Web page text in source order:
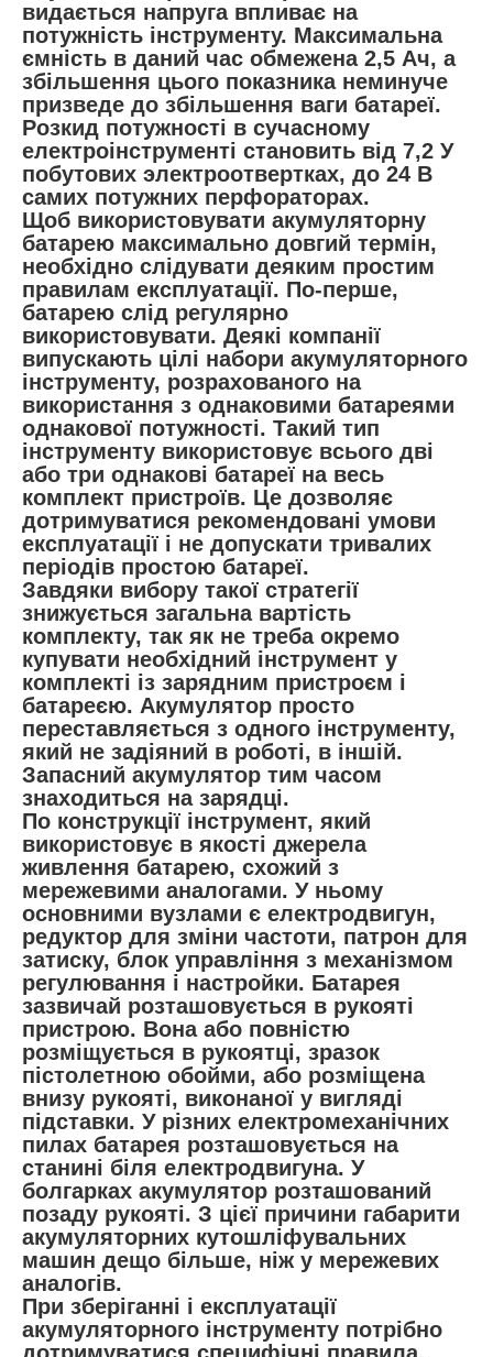
видається напруга впливає на
потужність інструменту. Максимальна
ємність в даний час обмежена 2,5 Ач, а
збільшення цього показника неминуче
призведе до збільшення ваги батареї.
Розкид потужності в сучасному
електроінструменті становить від 7,2 У
побутових электроотвертках, до 24 В
самих потужних перфораторах.
Щоб використовувати акумуляторну
батарею максимально довгий термін,
необхідно слідувати деяким простим
правилам експлуатації. По-перше,
батарею слід регулярно
використовувати. Деякі компанії
випускають цілі набори акумуляторного
інструменту, розрахованого на
використання з однаковими батареями
однакової потужності. Такий тип
інструменту використовує всього дві
або три однакові батареї на весь
комплект пристроїв. Це дозволяє
дотримуватися рекомендовані умови
експлуатації і не допускати тривалих
періодів простою батареї.
Завдяки вибору такої стратегії
знижується загальна вартість
комплекту, так як не треба окремо
купувати необхідний інструмент у
комплекті із зарядним пристроєм і
батареєю. Акумулятор просто
переставляється з одного інструменту,
який не задіяний в роботі, в іншій.
Запасний акумулятор тим часом
знаходиться на зарядці.
По конструкції інструмент, який
використовує в якості джерела
живлення батарею, схожий з
мережевими аналогами. У ньому
основними вузлами є електродвигун,
редуктор для зміни частоти, патрон для
затиску, блок управління з механізмом
регулювання і настройки. Батарея
зазвичай розташовується в рукояті
пристрою. Вона або повністю
розміщується в рукоятці, зразок
пістолетною обойми, або розміщена
внизу рукояті, виконаної у вигляді
підставки. У різних електромеханічних
пилах батарея розташовується на
станині біля електродвигуна. У
болгарках акумулятор розташований
позаду рукояті. З цієї причини габарити
акумуляторних кутошліфувальних
машин дещо більше, ніж у мережевих
аналогів.
При зберіганні і експлуатації
акумуляторного інструменту потрібно